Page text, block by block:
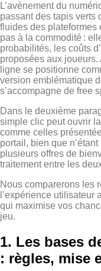
L’avènement du
passant des tapis verts
fluides des plateformes
pas à la commodité :
probabilités, les coûts
proposées aux joueurs.
ligne se positionne
version emblématique
s’accompagne de free
Dans le deuxième
simple clic peut ouvrir
comme celles
portail, bien que
plusieurs offres de
traitement entre les
Nous comparerons les
l’expérience
qui maximise vos
jeu.
1. Les bases
: règles, mise